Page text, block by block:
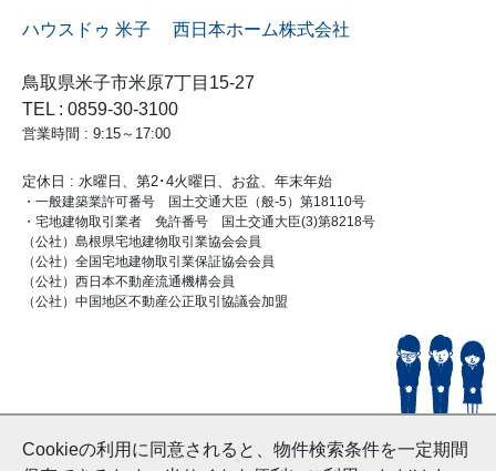
Cookieの利用に同意されると、物件検索条件を一定期間
ハウスドゥ 米子 西日本ホーム株式会社
鳥取県米子市米原7丁目15-27
TEL : 0859-30-3100
営業時間 : 9:15～17:00
定休日 : 水曜日、第2･4火曜日、お盆、年末年始
・一般建築業許可番号 国土交通大臣（般-5）第18110号
・宅地建物取引業者 免許番号 国土交通大臣(3)第8218号
（公社）島根県宅地建物取引業協会会員
（公社）全国宅地建物取引業保証協会会員
（公社）西日本不動産流通機構会員
（公社）中国地区不動産公正取引協議会加盟
© HouseDoYonago
and Nishinihon Home Co.ltd All Rights Reserved.